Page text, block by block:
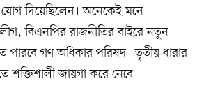
দিয়েছিলেন। অনেকেই মনে
বিএনপির রাজনীতির বাইরে নতুন
পারবে গণ অধিকার পরিষদ। তৃতীয় ধারার
শক্তিশালী জায়গা করে নেবে।